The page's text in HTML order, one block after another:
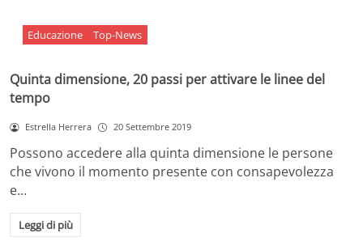
Educazione Top-News
Quinta dimensione, 20 passi per attivare le linee del
tempo
Estrella Herrera 20 Settembre 2019
Possono accedere alla quinta dimensione le persone
che vivono il momento presente con consapevolezza
e…
Leggi di più